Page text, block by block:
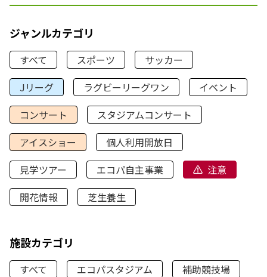
ジャンルカテゴリ
すべて スポーツ
サッカー
Jリーグ
ラグビーリーグワン
イベント
コンサート
スタジアムコンサート
アイスショー
個人利用開放日
見学ツアー
エコパ自主事業
注意
開花情報
芝生養生
施設カテゴリ
すべて エコパスタジアム
補助競技場